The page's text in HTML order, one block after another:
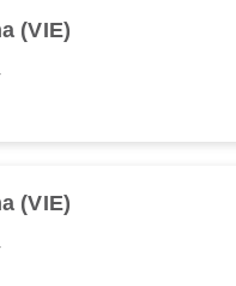
(VIE)
(VIE)